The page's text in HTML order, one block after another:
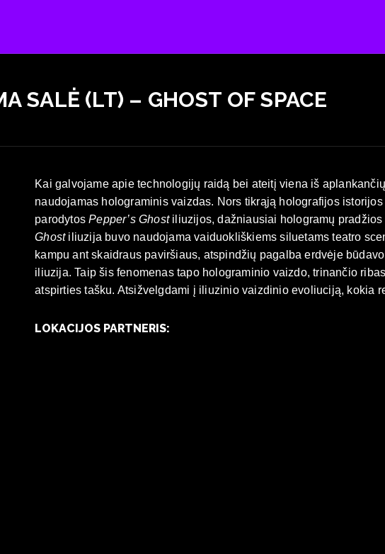
SALĖ (LT) – GHOST OF SPACE
Kai galvojame apie technologijų raidą bei ateitį viena iš
naudojamas holograminis vaizdas. Nors tikrąją holografijos
parodytosPepper’s Ghostiliuzijos, dažniausiai hologramų
Ghostiliuzija buvo naudojama vaiduokliškiems siluetams teatro
kampu ant skaidraus paviršiaus, atspindžių pagalba erdvėje
iliuzija. Taip šis fenomenas tapo holograminio vaizdo, trinančio
atspirties tašku. Atsižvelgdami į iliuzinio vaizdinio evoliuciją, kokia
LOKACIJOS PARTNERIS: